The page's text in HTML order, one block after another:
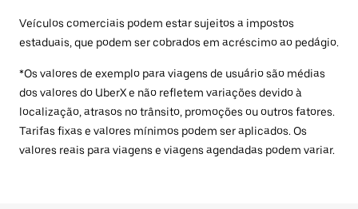
Veículos comerciais podem estar sujeitos a impostos
estaduais, que podem ser cobrados em acréscimo ao pedágio.
*Os valores de exemplo para viagens de usuário são médias
dos valores do UberX e não refletem variações devido à
localização, atrasos no trânsito, promoções ou outros fatores.
Tarifas fixas e valores mínimos podem ser aplicados. Os
valores reais para viagens e viagens agendadas podem variar.